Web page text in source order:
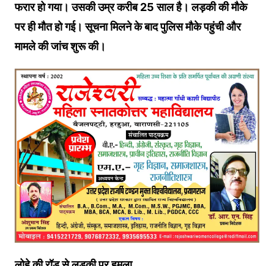
फरार हो गया। उसकी उम्र करीब 25 साल है। लड़की की मौके
पर ही मौत हो गई। सूचना मिलने के बाद पुलिस मौके पहुंची और
मामले की जांच शुरू की।